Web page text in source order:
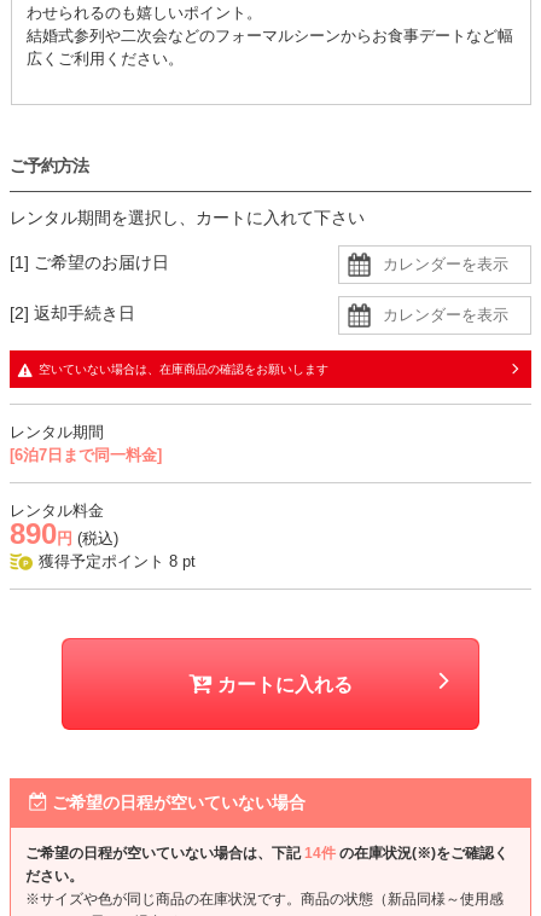
わせられるのも嬉しいポイント。
結婚式参列や二次会などのフォーマルシーンからお食事デートなど幅
広くご利用ください。
ご予約方法
レンタル期間を選択し、カートに入れて下さい
[1] ご希望のお届け日
[2] 返却手続き日
空いていない場合は、在庫商品の確認をお願いします
レンタル期間
[6泊7日まで同一料金]
レンタル料金
890 円 (税込)
獲得予定ポイント 8 pt
カートに入れる
ご希望の日程が空いていない場合
ご希望の日程が空いていない場合は、下記 14件 の在庫状況(※)をご確認く
ださい。
※サイズや色が同じ商品の在庫状況です。商品の状態（新品同様～使用感